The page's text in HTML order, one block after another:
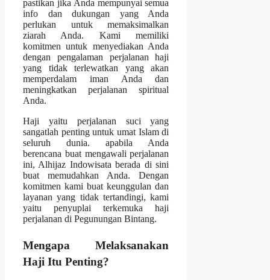
pastikan jika Anda mempunyai semua
info dan dukungan yang Anda
perlukan untuk memaksimalkan
ziarah Anda. Kami memiliki
komitmen untuk menyediakan Anda
dengan pengalaman perjalanan haji
yang tidak terlewatkan yang akan
memperdalam iman Anda dan
meningkatkan perjalanan spiritual
Anda.
Haji yaitu perjalanan suci yang
sangatlah penting untuk umat Islam di
seluruh dunia. apabila Anda
berencana buat mengawali perjalanan
ini, Alhijaz Indowisata berada di sini
buat memudahkan Anda. Dengan
komitmen kami buat keunggulan dan
layanan yang tidak tertandingi, kami
yaitu penyuplai terkemuka haji
perjalanan di Pegunungan Bintang.
Mengapa Melaksanakan
Haji Itu Penting?